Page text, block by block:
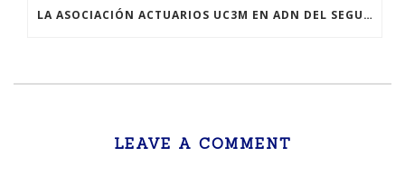
LA ASOCIACIÓN ACTUARIOS UC3M EN ADN DEL SEGURO
LEAVE A COMMENT